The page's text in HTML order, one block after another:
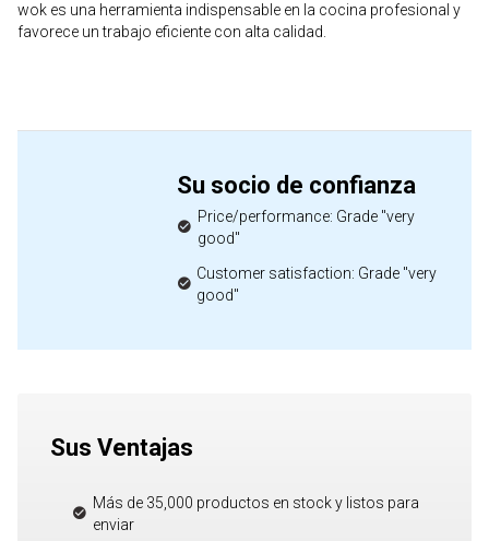
wok es una herramienta indispensable en la cocina profesional y
favorece un trabajo eficiente con alta calidad.
Su socio de confianza
Price/performance: Grade "very
good"
Customer satisfaction: Grade "very
good"
Sus Ventajas
Más de 35,000 productos en stock y listos para
enviar